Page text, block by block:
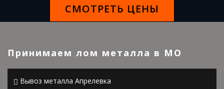
СМОТРЕТЬ ЦЕНЫ
Принимаем лом металла в МО
Вывоз металла Апрелевка